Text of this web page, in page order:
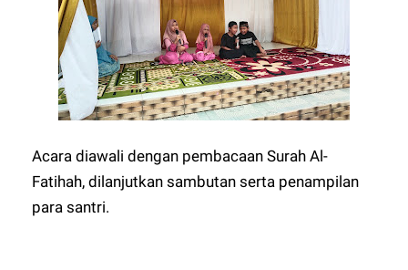
Acara diawali dengan pembacaan Surah Al-
Fatihah, dilanjutkan sambutan serta penampilan
para santri.